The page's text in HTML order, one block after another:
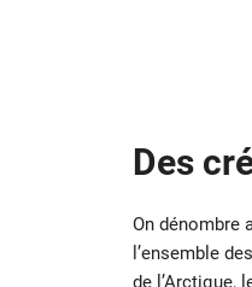
Des
On dénombre
l’ensemble